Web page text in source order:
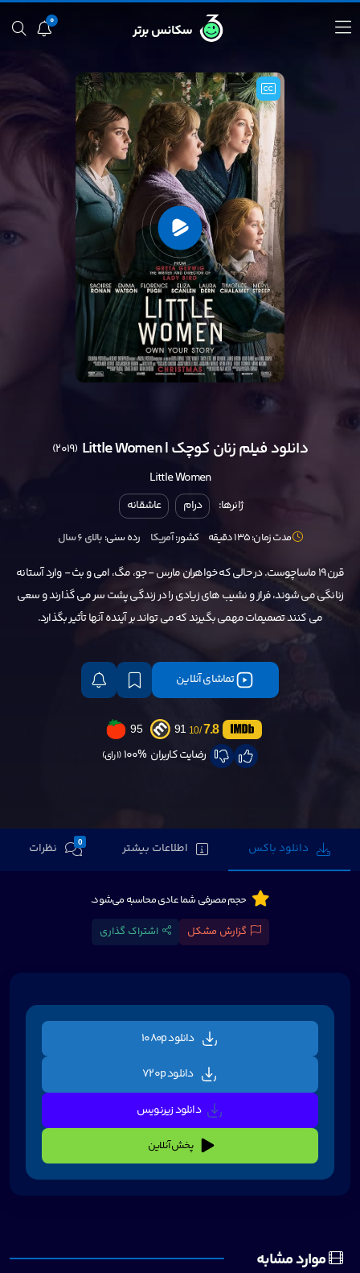
0
سکانس برتر
دانلود فیلم زنان کوچک | Little Women (2019)
Little Women
ژانرها: درام عاشقانه
مدت زمان: 135 دقیقه کشور:آمریکا رده سنی: بالای ۶ سال
قرن 19 ماساچوست. در حالی که خواهران مارس - جو، مگ، امی و بث - وارد آستانه
زنانگی می شوند، فراز و نشیب های زیادی را در زندگی پشت سر می گذارند و سعی
می کنند تصمیمات مهمی بگیرند که می تواند بر آینده آنها تأثیر بگذارد.
تماشای آنلاین
7.8
/10
91
95
رضایت کاربران 100% (1 رای)
دانلود باکس اطلاعات بیشتر 0 نظرات
حجم مصرفی شما عادی محاسبه می‌شود.
گزارش مشکل
اشتراک گذاری
دانلود 1080p
دانلود 720p
دانلود زیرنویس
پخش آنلاین
موارد مشابه